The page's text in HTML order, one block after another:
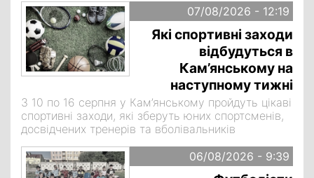
07/08/2026 - 12:19
Які спортивні заходи
відбудуться в
Кам’янському на
наступному тижні
З 10 по 16 серпня у Кам’янському пройдуть цікаві
спортивні заходи, які зберуть юних спортсменів,
досвідчених тренерів та вболівальників
06/08/2026 - 9:39